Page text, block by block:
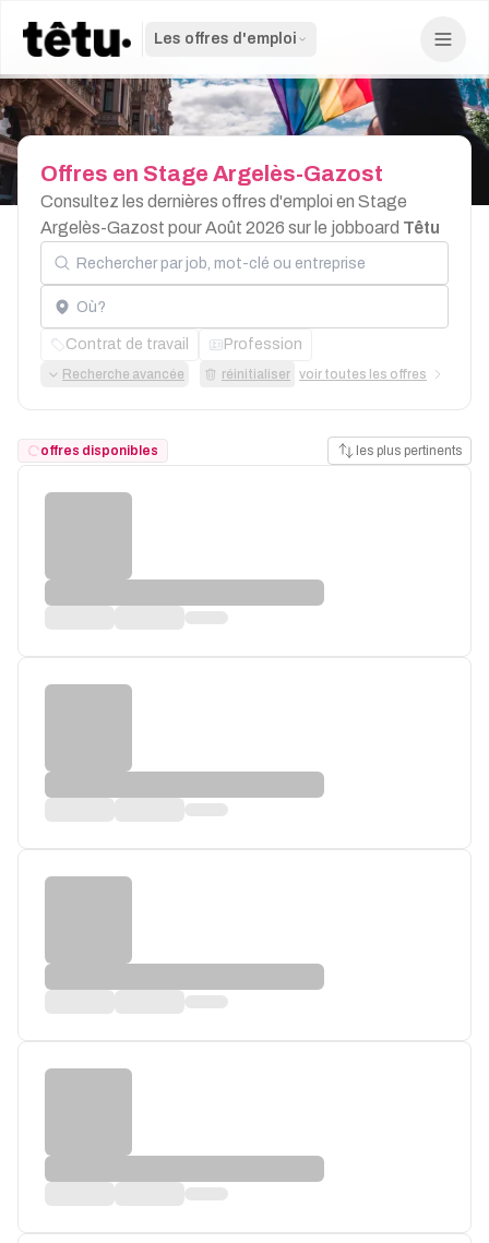
Les offres d'emploi
Offres en Stage Argelès-Gazost
Consultez les dernières offres d'emploi en Stage
Argelès-Gazost pour Août 2026 sur le jobboard Têtu
Rechercher par job, mot-clé ou entreprise
Localisation
Contrat de travail Profession
Recherche avancée réinitialiser voir toutes les offres
offres disponibles les plus pertinents